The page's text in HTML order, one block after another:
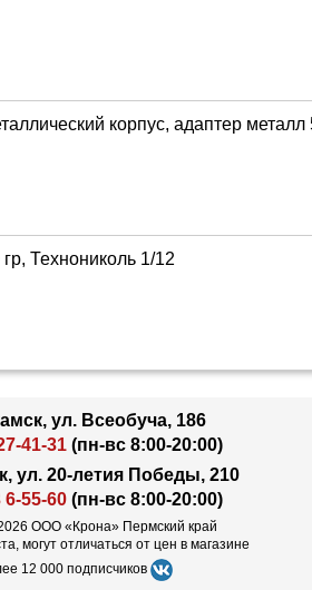
корпус, адаптер
Технониколь 1/12
ул. Всеобуча, 186
41-31 (пн-вс 8:00-20:00)
ул. 20-летия Победы, 210
6-55-60 (пн-вс 8:00-20:00)
ООО «Крона» Пермский край
могут отличаться от цен в магазине
12 000 подписчиков